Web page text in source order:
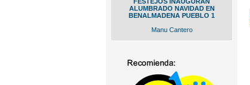
ALUMBRADO NAVIDAD EN
BENALMADENA PUEBLO 1
Manu Cantero